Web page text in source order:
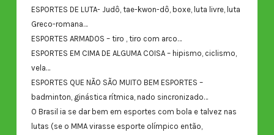
ESPORTES DE LUTA- Judô, tae-kwon-dô, boxe, luta livre, luta
Greco-romana…
ESPORTES ARMADOS – tiro , tiro com arco…
ESPORTES EM CIMA DE ALGUMA COISA – hipismo, ciclismo,
vela…
ESPORTES QUE NÃO SÃO MUITO BEM ESPORTES –
badminton, ginástica rítmica, nado sincronizado…
O Brasil ia se dar bem em esportes com bola e talvez nas
lutas (se o MMA virasse esporte olímpico então,